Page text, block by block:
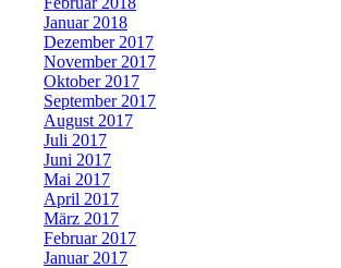
Januar 2018
Dezember 2017
November 2017
Oktober 2017
September 2017
August 2017
Juli 2017
Juni 2017
Mai 2017
April 2017
März 2017
Februar 2017
Januar 2017